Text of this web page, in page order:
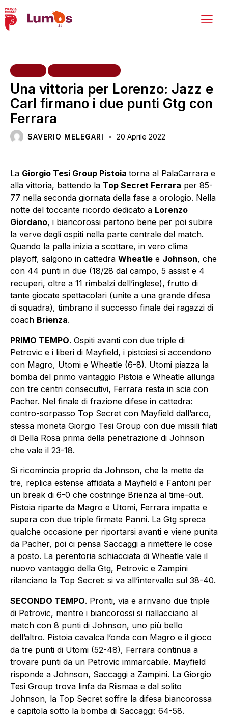
Una vittoria per Lorenzo: Jazz e
Carl firmano i due punti Gtg con
Ferrara
SAVERIO MELEGARI 20 Aprile 2022
La Giorgio Tesi Group Pistoia torna al PalaCarrara e
alla vittoria, battendo la Top Secret Ferrara per 85-
77 nella seconda giornata della fase a orologio. Nella
notte del toccante ricordo dedicato a Lorenzo
Giordano, i biancorossi partono bene per poi subire
la verve degli ospiti nella parte centrale del match.
Quando la palla inizia a scottare, in vero clima
playoff, salgono in cattedra Wheatle e Johnson, che
con 44 punti in due (18/28 dal campo, 5 assist e 4
recuperi, oltre a 11 rimbalzi dell’inglese), frutto di
tante giocate spettacolari (unite a una grande difesa
di squadra), timbrano il successo finale dei ragazzi di
coach Brienza.
PRIMO TEMPO. Ospiti avanti con due triple di
Petrovic e i liberi di Mayfield, i pistoiesi si accendono
con Magro, Utomi e Wheatle (6-8). Utomi piazza la
bomba del primo vantaggio Pistoia e Wheatle allunga
con tre centri consecutivi, Ferrara resta in scia con
Pacher. Nel finale di frazione difese in cattedra:
contro-sorpasso Top Secret con Mayfield dall’arco,
stessa moneta Giorgio Tesi Group con due missili filati
di Della Rosa prima della penetrazione di Johnson
che vale il 23-18.
Si ricomincia proprio da Johnson, che la mette da
tre, replica estense affidata a Mayfield e Fantoni per
un break di 6-0 che costringe Brienza al time-out.
Pistoia riparte da Magro e Utomi, Ferrara impatta e
supera con due triple firmate Panni. La Gtg spreca
qualche occasione per riportarsi avanti e viene punita
da Pacher, poi ci pensa Saccaggi a rimettere le cose
a posto. La perentoria schiacciata di Wheatle vale il
nuovo vantaggio della Gtg, Petrovic e Zampini
rilanciano la Top Secret: si va all’intervallo sul 38-40.
SECONDO TEMPO. Pronti, via e arrivano due triple
di Petrovic, mentre i biancorossi si riallacciano al
match con 8 punti di Johnson, uno più bello
dell’altro. Pistoia cavalca l’onda con Magro e il gioco
da tre punti di Utomi (52-48), Ferrara continua a
trovare punti da un Petrovic immarcabile. Mayfield
risponde a Johnson, Saccaggi a Zampini. La Giorgio
Tesi Group trova linfa da Riismaa e dal solito
Johnson, la Top Secret soffre la difesa biancorossa
e capitola sotto la bomba di Saccaggi: 64-58.